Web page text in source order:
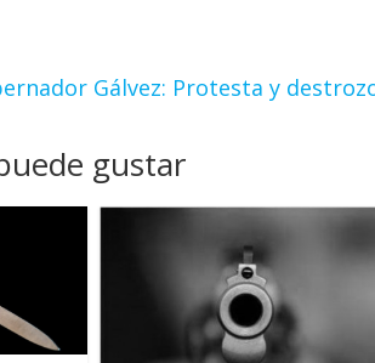
Gálvez: Protesta y
gustar